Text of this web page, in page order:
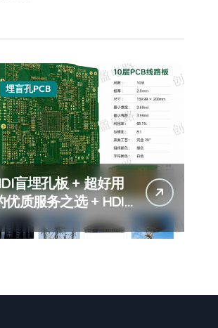
埋盲孔PCB
盲埋孔板 + 超好用
优质服务之选 + HDI
埋孔板服务商